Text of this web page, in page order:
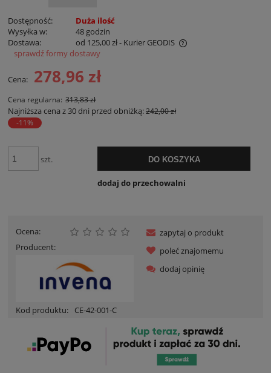
Dostępność:
Duża ilość
Wysyłka w:
48 godzin
Dostawa:
od 125,00 zł- Kurier GEODIS
Cena nie zawiera ewentualnych kosztów płatności
sprawdź formy dostawy
Cena: 278,96 zł
Cena regularna: 313,83 zł
Najniższa cena z 30 dni przed obniżką:242,00 zł
-11%
szt. DO KOSZYKA
dodaj do przechowalni
Ocena:
Producent:
Kod produktu: CE-42-001-C
zapytaj o produkt
poleć znajomemu
dodaj opinię